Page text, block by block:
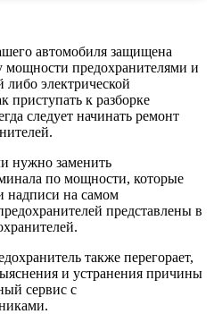
предохранителями и
электрической
приступать к разборке
следует начинать ремонт
нужно заменить
по мощности, которые
надписи на самом
представлены в
также перегорает,
и устранения причины
сервис с